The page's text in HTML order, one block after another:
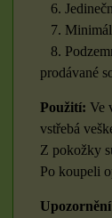
6.
7.
8.
prodávané
Použití: Ve
vstřebá
Z pokožky
Po koupeli